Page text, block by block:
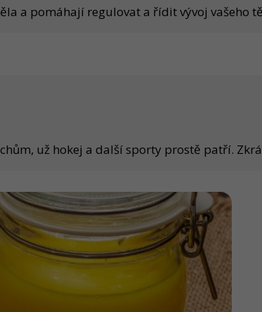
a pomáhají regulovat a řídit vývoj vašeho
už hokej a další sporty prostě patří.